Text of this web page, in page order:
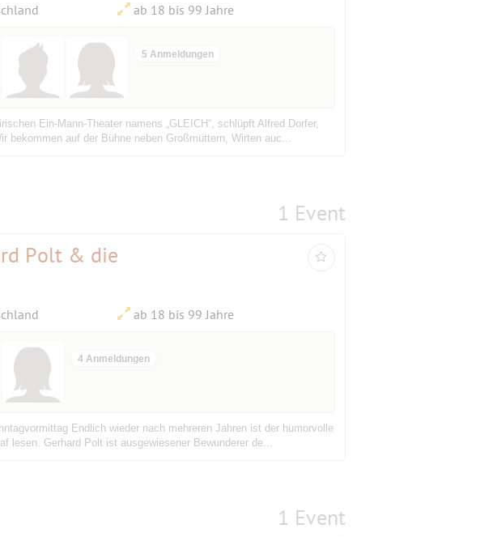
ab 18 bis 99 Jahre
5 Anmeldungen
Ein-Mann-Theater namens „GLEICH“, schlüpft Alfred Dorfer,
auf der Bühne neben Großmüttern, Wirten auc...
1 Event
Polt & die
ab 18 bis 99 Jahre
4 Anmeldungen
Endlich wieder nach mehreren Jahren ist der humorvolle
lesen. Gerhard Polt ist ausgewiesener Bewunderer de...
1 Event